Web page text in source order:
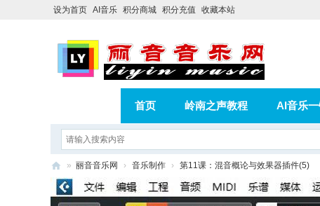
设为首页 AI音乐 积分商城 积分充值 收藏本站
首页 岭南之声教程 AI音乐
» 丽音音乐网 › 音乐制作 › 第11课：混音概论与效果器插件(5)